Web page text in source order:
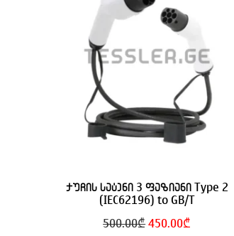
ქუჩის სატენი 3 ფაზიანი Type 2
(IEC62196) to GB/T
500.00₾ Original
450.00₾